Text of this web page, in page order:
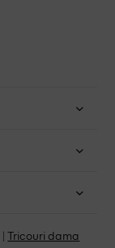
|Tricouri dama